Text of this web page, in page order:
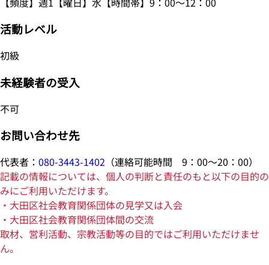
活動レベル
初級
未経験者の受入
不可
お問い合わせ先
代表者： 080-3443-1402 （連絡可能時間 9：00～20：00）
記載の情報については、個人の判断と責任のもと以下の目的の
みにご利用いただけます。
・大田区社会教育関係団体の見学又は入会
・大田区社会教育関係団体間の交流
取材、営利活動、宗教活動等の目的ではご利用いただけませ
ん。